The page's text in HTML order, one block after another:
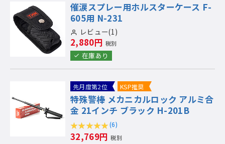
催涙スプレー用ホルスターケース F-
605用 N-231
レビュー(1)
2,880円 税別
在庫あり
先月度第2位 KSP推奨
特殊警棒 メカニカルロック アルミ合
金 21インチ ブラック H-201B
(6)
32,769円 税別